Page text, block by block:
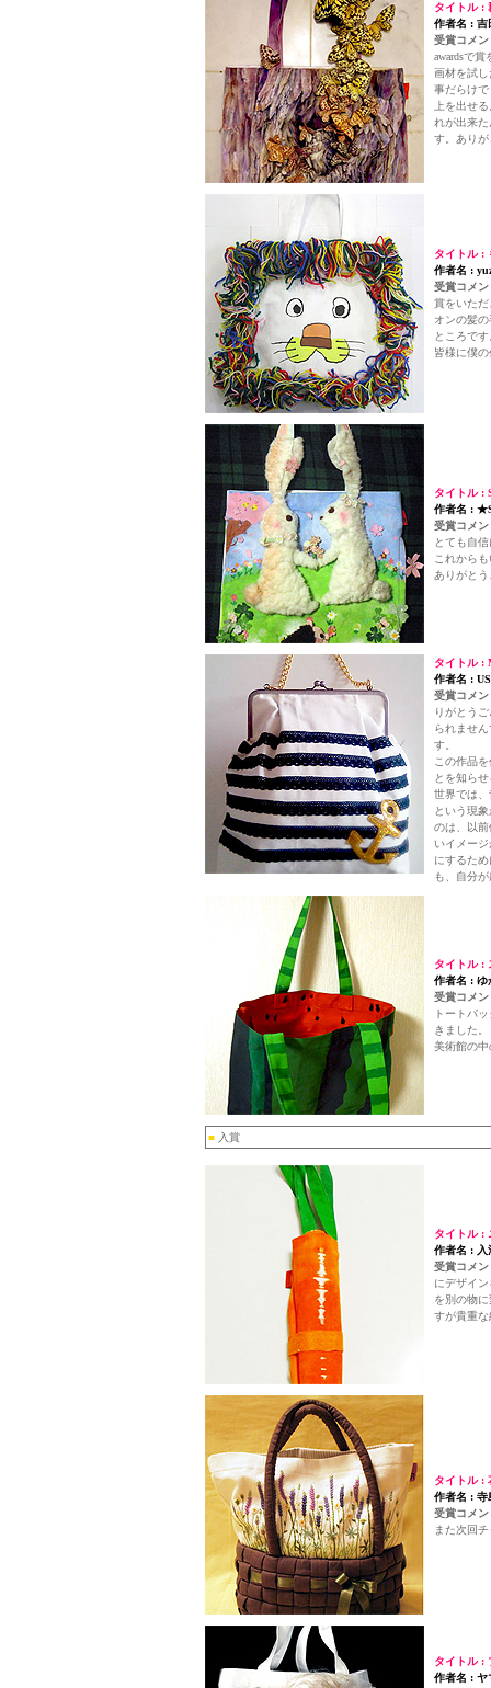
タイトル :
作者名 : 吉
受賞コメ
awardsで
画材を試
事だらけ
上を出せ
れが出来
す。あり
タイトル :
作者名 :
受賞コメ
賞をいた
オンの髪
ところで
皆様に僕
タイトル :
作者名 :
受賞コメ
とても自
これから
ありがと
タイトル :
作者名 :
受賞コメ
りがとう
られませ
す。
この作品
とを知ら
世界では
という現
のは、以
いイメー
にするた
も、自分
タイトル :
作者名 : ゆ
受賞コメ
トートバ
きました。
美術館の
■ 入賞
タイトル :
作者名 : 入
受賞コメ
にデザイ
を別の物
すが貴重
タイトル :
作者名 : 寺
受賞コメ
また次回
タイトル :
作者名 : ヤ